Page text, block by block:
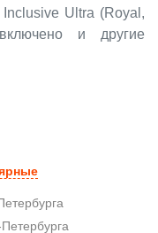
Ultra (Royal,
и другие